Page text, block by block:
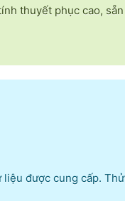
thuyết phục cao, sẵn
liệu được cung cấp. Thử